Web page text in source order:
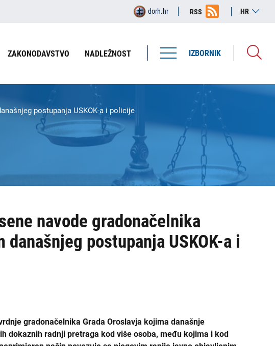
HR
RSS
dorh.hr
IZBORNIK
ZAKONODAVSTVO NADLEŽNOST
postupanja USKOK-a i policije
navode gradonačelnika
današnjeg postupanja USKOK-a i
gradonačelnika Grada Oroslavja kojima današnje
dokaznih radnji pretraga kod više osoba, među kojima i kod